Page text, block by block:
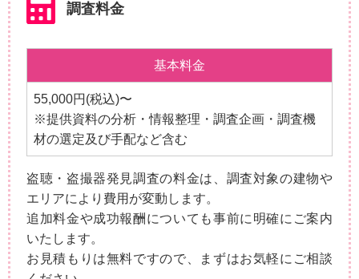
調査料金
基本料金
55,000円(税込)〜
※提供資料の分析・情報整理・調査企画・調査機
材の選定及び手配など含む
盗聴・盗撮器発見調査の料金は、調査対象の建物や
エリアにより費用が変動します。
追加料金や成功報酬についても事前に明確にご案内
いたします。
お見積もりは無料ですので、まずはお気軽にご相談